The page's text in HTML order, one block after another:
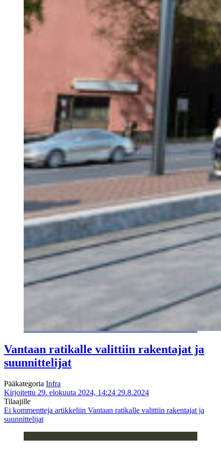
Vantaan ratikalle valittiin rakentajat ja
suunnittelijat
Pääkategoria Infra
Kirjoitettu 29. elokuuta 2024, 14:24 29.8.2024
Tilaajille
Ei kommentteja artikkeliin Vantaan ratikalle valittiin rakentajat ja
suunnittelijat